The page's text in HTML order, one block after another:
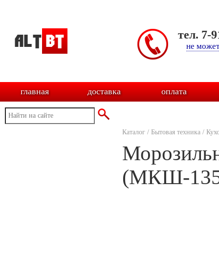
тел. 7-
не
главная доставка оплата
Каталог / Бытовая техника /
(МКШ-